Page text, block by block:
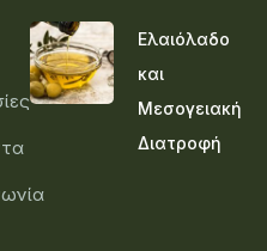
Ελαιόλαδο
και
Μεσογειακή
Διατροφή